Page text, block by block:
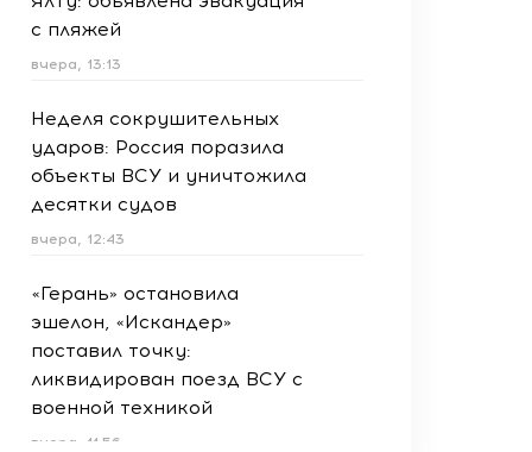
с пляжей
вчера, 13:13
Неделя сокрушительных
ударов: Россия поразила
объекты ВСУ и уничтожила
десятки судов
вчера, 12:43
«Герань» остановила
эшелон, «Искандер»
поставил точку:
ликвидирован поезд ВСУ с
военной техникой
вчера, 11:56